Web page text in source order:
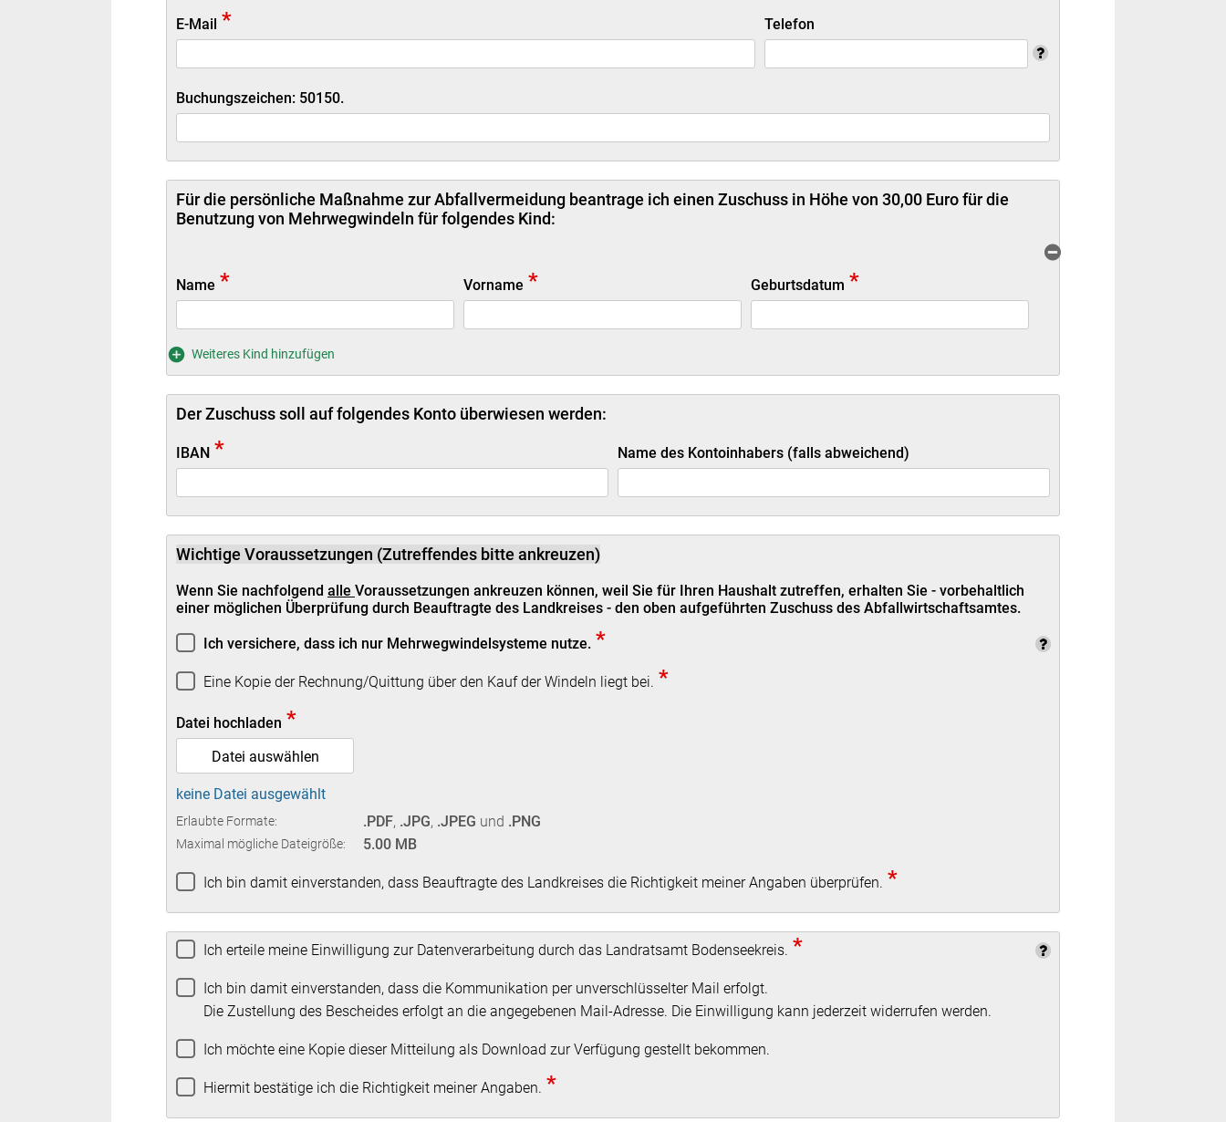
E-Mail * Telefon
Buchungszeichen: 50150.
Für die persönliche Maßnahme zur Abfallvermeidung beantrage ich einen Zuschuss in Höhe von 30,00 Euro für die
Benutzung von Mehrwegwindeln für folgendes Kind:
Name * Vorname * Geburtsdatum *
Weiteres Kind hinzufügen
Der Zuschuss soll auf folgendes Konto überwiesen werden:
IBAN * Name des Kontoinhabers (falls abweichend)
Wichtige Voraussetzungen (Zutreffendes bitte ankreuzen)
Wenn Sie nachfolgend alle Voraussetzungen ankreuzen können, weil Sie für Ihren Haushalt zutreffen, erhalten Sie - vorbehaltlich
einer möglichen Überprüfung durch Beauftragte des Landkreises - den oben aufgeführten Zuschuss des Abfallwirtschaftsamtes.
Ich versichere, dass ich nur Mehrwegwindelsysteme nutze. *
Eine Kopie der Rechnung/Quittung über den Kauf der Windeln liegt bei. *
Datei hochladen *
Datei auswählen
keine Datei ausgewählt
Erlaubte Formate: .PDF, .JPG, .JPEG und .PNG
Maximal mögliche Dateigröße: 5.00 MB
Ich bin damit einverstanden, dass Beauftragte des Landkreises die Richtigkeit meiner Angaben überprüfen. *
Ich erteile meine Einwilligung zur Datenverarbeitung durch das Landratsamt Bodenseekreis. *
Ich bin damit einverstanden, dass die Kommunikation per unverschlüsselter Mail erfolgt.
Die Zustellung des Bescheides erfolgt an die angegebenen Mail-Adresse. Die Einwilligung kann jederzeit widerrufen werden.
Ich möchte eine Kopie dieser Mitteilung als Download zur Verfügung gestellt bekommen.
Hiermit bestätige ich die Richtigkeit meiner Angaben. *